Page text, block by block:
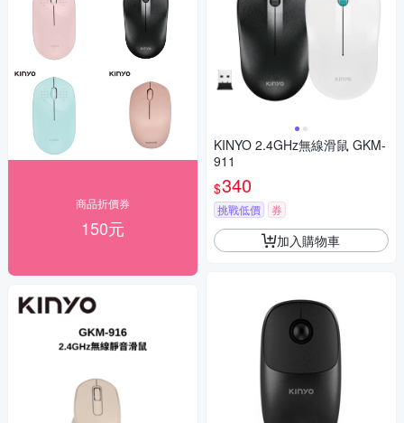
商品折價券
150元
KINYO 2.4GHz無線滑鼠 GKM-
911
$340
挑戰低價 券
加入購物車